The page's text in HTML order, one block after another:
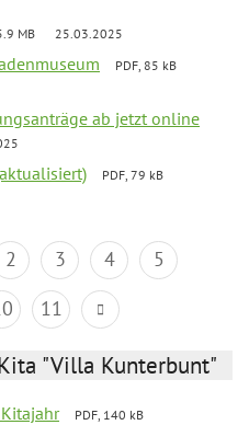
MB 25.03.2025
PDF, 85 kB
ab jetzt online
PDF, 79 kB
2 3 4
5
11
"Villa Kunterbunt"
PDF, 140 kB